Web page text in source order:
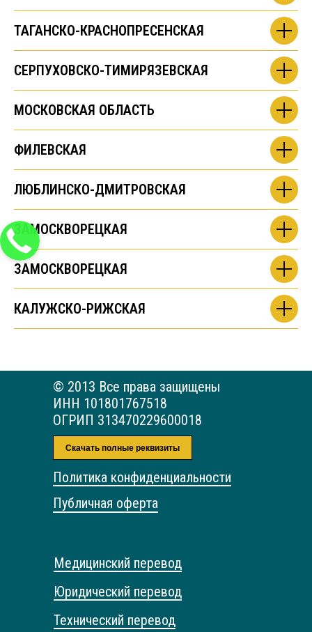
ТАГАНСКО-КРАСНОПРЕСЕНСКАЯ
СЕРПУХОВСКО-ТИМИРЯЗЕВСКАЯ
МОСКОВСКАЯ ОБЛАСТЬ
ФИЛЕВСКАЯ
ЛЮБЛИНСКО-ДМИТРОВСКАЯ
ЗАМОСКВОРЕЦКАЯ
ЗАМОСКВОРЕЦКАЯ
КАЛУЖСКО-РИЖСКАЯ
© 2013 Все права защищены
ИНН 101801767518
ОГРИП 313470229600018
Публичная оферта
Скачать полные реквизиты
Медицинский перевод
Юридический перевод
Технический перевод
Политика конфиденциальности